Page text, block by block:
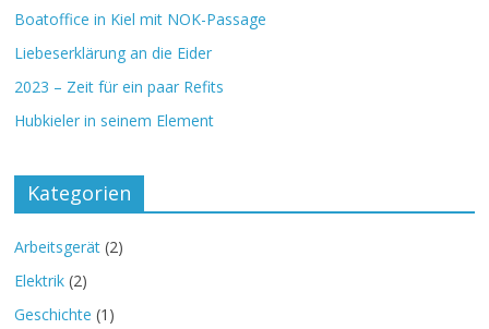
Boatoffice in Kiel mit NOK-Passage
Liebeserklärung an die Eider
2023 – Zeit für ein paar Refits
Hubkieler in seinem Element
Kategorien
Arbeitsgerät (2)
Elektrik (2)
Geschichte (1)